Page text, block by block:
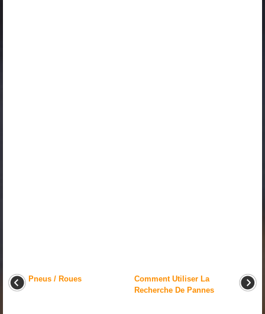
Pneus / Roues
Comment Utiliser La
Recherche De Pannes